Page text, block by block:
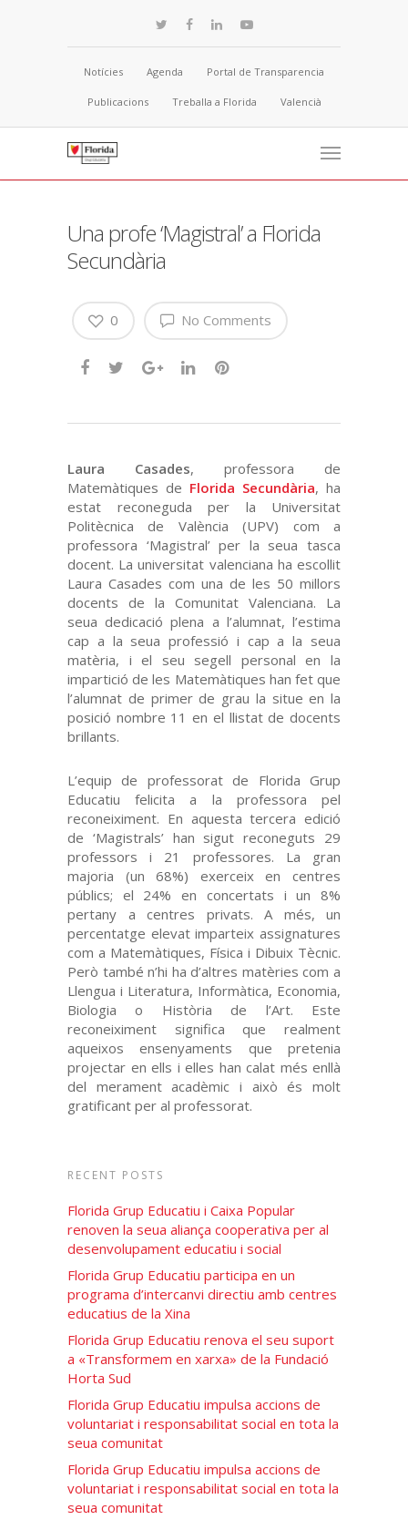
Notícies Agenda Portal de Transparencia
Publicacions Treballa a Florida Valencià
Una profe ‘Magistral’ a Florida
Secundària
No Comments
0
Laura Casades, professora de
Matemàtiques de Florida Secundària, ha
estat reconeguda per la Universitat
Politècnica de València (UPV) com a
professora ‘Magistral’ per la seua tasca
docent. La universitat valenciana ha escollit
Laura Casades com una de les 50 millors
docents de la Comunitat Valenciana. La
seua dedicació plena a l’alumnat, l’estima
cap a la seua professió i cap a la seua
matèria, i el seu segell personal en la
impartició de les Matemàtiques han fet que
l’alumnat de primer de grau la situe en la
posició nombre 11 en el llistat de docents
brillants.
L’equip de professorat de Florida Grup
Educatiu felicita a la professora pel
reconeiximent. En aquesta tercera edició
de ‘Magistrals’ han sigut reconeguts 29
professors i 21 professores. La gran
majoria (un 68%) exerceix en centres
públics; el 24% en concertats i un 8%
pertany a centres privats. A més, un
percentatge elevat imparteix assignatures
com a Matemàtiques, Física i Dibuix Tècnic.
Però també n’hi ha d’altres matèries com a
Llengua i Literatura, Informàtica, Economia,
Biologia o Història de l’Art. Este
reconeiximent significa que realment
aqueixos ensenyaments que pretenia
projectar en ells i elles han calat més enllà
del merament acadèmic i això és molt
gratificant per al professorat.
RECENT POSTS
Florida Grup Educatiu i Caixa Popular
renoven la seua aliança cooperativa per al
desenvolupament educatiu i social
Florida Grup Educatiu participa en un
programa d’intercanvi directiu amb centres
educatius de la Xina
Florida Grup Educatiu renova el seu suport
a «Transformem en xarxa» de la Fundació
Horta Sud
Florida Grup Educatiu impulsa accions de
voluntariat i responsabilitat social en tota la
seua comunitat
Florida Grup Educatiu impulsa accions de
voluntariat i responsabilitat social en tota la
seua comunitat